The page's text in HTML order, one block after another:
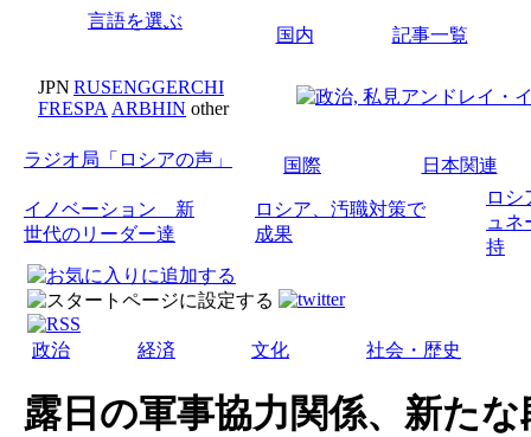
言語を選ぶ
国内 記事一覧
JPN RUSENGGERCHI
FRESPA ARBHIN other
ラジオ局「ロシアの声」 国際 日本関連
イノベーション 新
世代のリーダー達
ロシア、汚職対策で
成果
ロシ
ュ
持
政治 経済 文化 社会・歴史
露日の軍事協力関係、新たな